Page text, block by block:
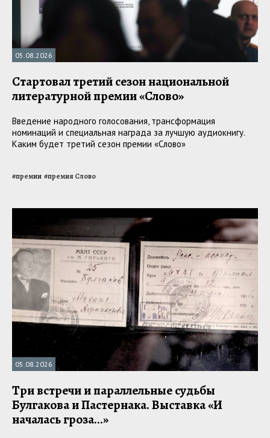
05.08.2026
Стартовал третий сезон национальной
литературной премии «Слово»
Введение народного голосования, трансформация
номинаций и специальная награда за лучшую аудиокнигу.
Каким будет третий сезон премии «Слово»
#премии #премия Слово
05.08.2026
Три встречи и параллельные судьбы
Булгакова и Пастернака. Выставка «И
началась гроза...»